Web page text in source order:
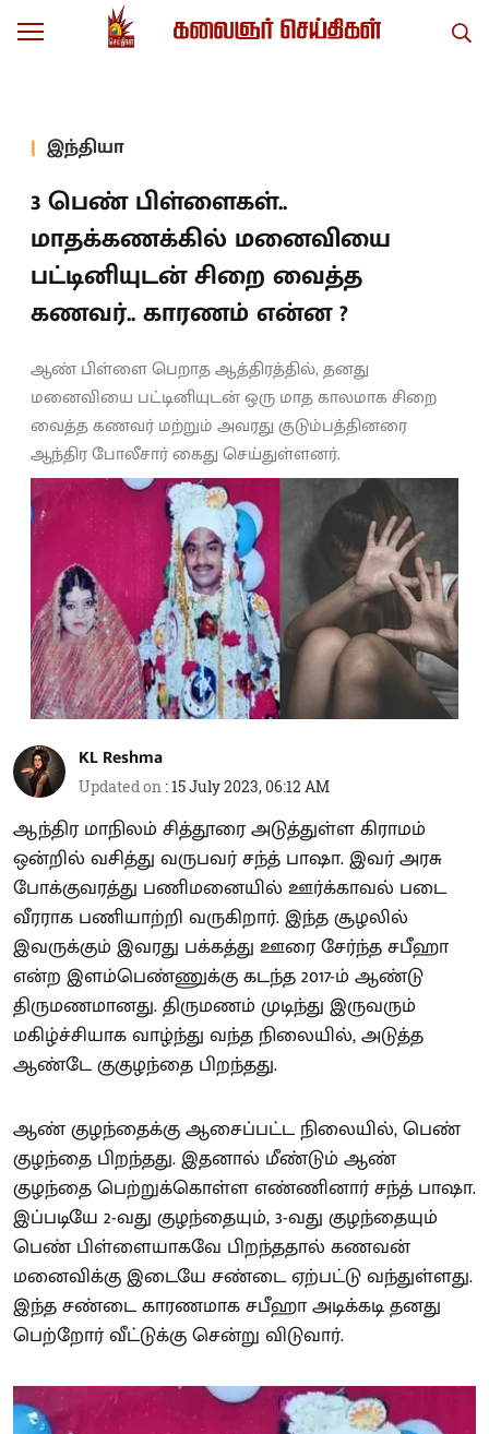
இந்தியா
3 பெண் பிள்ளைகள்..
மாதக்கணக்கில் மனைவியை
பட்டினியுடன் சிறை வைத்த
கணவர்.. காரணம் என்ன ?
ஆண் பிள்ளை பெறாத ஆத்திரத்தில், தனது
மனைவியை பட்டினியுடன் ஒரு மாத காலமாக சிறை
வைத்த கணவர் மற்றும் அவரது குடும்பத்தினரை
ஆந்திர போலீசார் கைது செய்துள்ளனர்.
KL Reshma
Updated on :15 July 2023, 06:12 AM
ஆந்திர மாநிலம் சித்தூரை அடுத்துள்ள கிராமம்
ஒன்றில் வசித்து வருபவர் சந்த் பாஷா. இவர் அரசு
போக்குவரத்து பணிமனையில் ஊர்க்காவல் படை
வீரராக பணியாற்றி வருகிறார். இந்த சூழலில்
இவருக்கும் இவரது பக்கத்து ஊரை சேர்ந்த சபீஹா
என்ற இளம்பெண்ணுக்கு கடந்த 2017-ம் ஆண்டு
திருமணமானது. திருமணம் முடிந்து இருவரும்
மகிழ்ச்சியாக வாழ்ந்து வந்த நிலையில், அடுத்த
ஆண்டே குகுழந்தை பிறந்தது.
ஆண் குழந்தைக்கு ஆசைப்பட்ட நிலையில், பெண்
குழந்தை பிறந்தது. இதனால் மீண்டும் ஆண்
குழந்தை பெற்றுக்கொள்ள எண்ணினார் சந்த் பாஷா.
இப்படியே 2-வது குழந்தையும், 3-வது குழந்தையும்
பெண் பிள்ளையாகவே பிறந்ததால் கணவன்
மனைவிக்கு இடையே சண்டை ஏற்பட்டு வந்துள்ளது.
இந்த சண்டை காரணமாக சபீஹா அடிக்கடி தனது
பெற்றோர் வீட்டுக்கு சென்று விடுவார்.